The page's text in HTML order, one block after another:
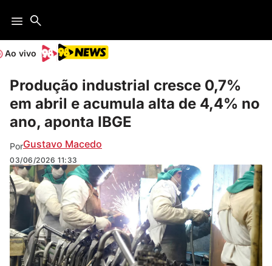
Ao vivo
Produção industrial cresce 0,7%
em abril e acumula alta de 4,4% no
ano, aponta IBGE
PorGustavo Macedo
03/06/2026 11:33